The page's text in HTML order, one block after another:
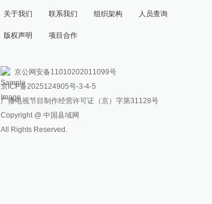
关于我们 联系我们 组织架构 人员查询
版权声明 项目合作
京公网安备11010202011099号
京ICP备2025124905号-3-4-5
广播电视节目制作经营许可证（京）字第31128号
Copyright @ 中国县域网
All Rights Reserved.